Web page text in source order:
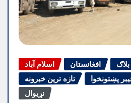
اسلام آباد افغانستان بلاګ
تازه ترین خبرونه
پښتونخوا
نړیوال